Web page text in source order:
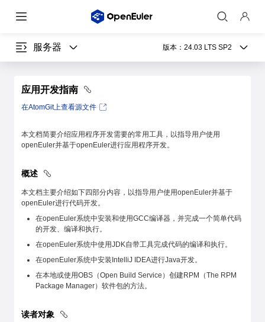
服务器 版本： 24.03 LTS SP2
应用开发指南
在AtomGit上查看源文件
本文档简要介绍应用程序开发需要的常用工具，以指导用户使用
openEuler并基于openEuler进行应用程序开发。
概述
本文档主要介绍如下四部分内容，以指导用户使用openEuler并基于
openEuler进行代码开发。
在openEuler系统中安装和使用GCC编译器，并完成一个简单代码
的开发、编译和执行。
在openEuler系统中使用JDK自带工具完成代码的编译和执行。
在openEuler系统中安装IntelliJ IDEA进行Java开发。
在本地或使用OBS（Open Build Service）创建RPM（The RPM
Package Manager）软件包的方法。
读者对象